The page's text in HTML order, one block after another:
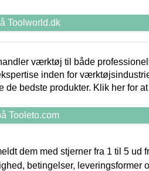
Toolworld.dk
værktøj til både
inden for
de bedste produkter. Klik her for
Tooleto.com
dem med stjerner fra 1 til 5 ud
betingelser, leveringsformer